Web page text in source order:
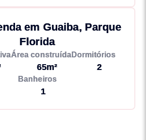
em Guaiba, Parque
Florida
Área construída
65m²
Dormitórios
2
Banheiros
1